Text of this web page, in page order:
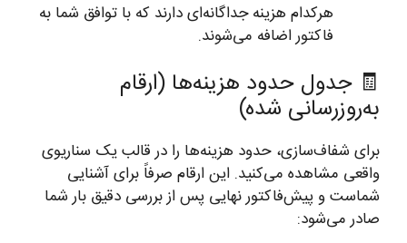
هرکدام هزینه جداگانه‌ای دارند که با توافق شما به
فاکتور اضافه می‌شوند.
🧾 جدول حدود هزینه‌ها (ارقام
به‌روزرسانی شده)
برای شفاف‌سازی، حدود هزینه‌ها را در قالب یک سناریوی
واقعی مشاهده می‌کنید. این ارقام صرفاً برای آشنایی
شماست و پیش‌فاکتور نهایی پس از بررسی دقیق بار شما
صادر می‌شود: